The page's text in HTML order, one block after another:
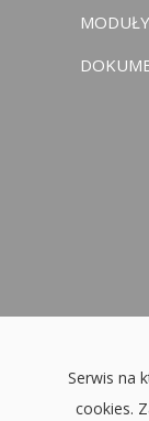
Serwis na
cookies.